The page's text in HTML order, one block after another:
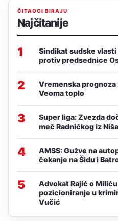
ČITAOCI BIRAJU
Najčitanije
1
Sindikat sudske
protiv predsednice
2
Vremenska prognoza
Veoma toplo
3
Super liga: Zvezda
meč Radničkog iz
4
AMSS: Gužve na
čekanje na Šidu i
5
Advokat Rajić o
pozicioniranje u
Vučić